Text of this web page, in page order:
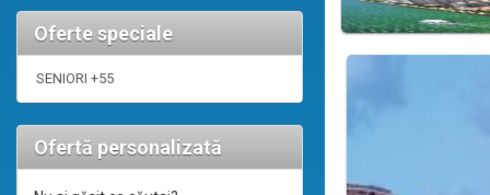
Oferte speciale
SENIORI +55
Ofertă personalizată